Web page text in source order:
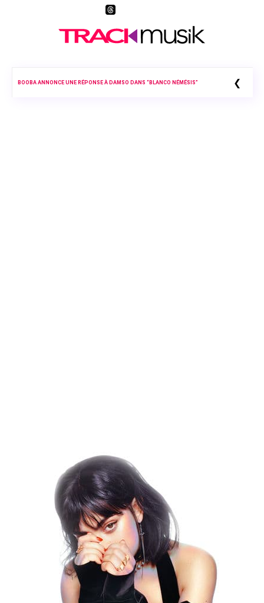
BOOBA ANNONCE UNE RÉPONSE À DAMSO DANS “BLANCO NÉMÉSIS” ❮